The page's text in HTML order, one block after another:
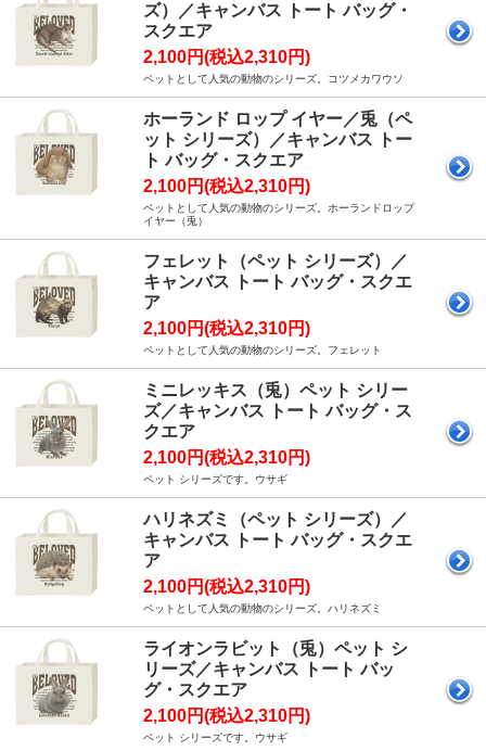
ズ）／キャンバス トート バッグ・
スクエア
2,100円(税込2,310円)
ペットとして人気の動物のシリーズ。コツメカワウソ
ホーランド ロップ イヤー／兎（ペ
ット シリーズ）／キャンバス トー
ト バッグ・スクエア
2,100円(税込2,310円)
ペットとして人気の動物のシリーズ。ホーランドロップ
イヤー（兎）
フェレット（ペット シリーズ）／
キャンバス トート バッグ・スクエ
ア
2,100円(税込2,310円)
ペットとして人気の動物のシリーズ。フェレット
ミニレッキス（兎）ペット シリー
ズ／キャンバス トート バッグ・ス
クエア
2,100円(税込2,310円)
ペット シリーズです。ウサギ
ハリネズミ（ペット シリーズ）／
キャンバス トート バッグ・スクエ
ア
2,100円(税込2,310円)
ペットとして人気の動物のシリーズ。ハリネズミ
ライオンラビット（兎）ペット シ
リーズ／キャンバス トート バッ
グ・スクエア
2,100円(税込2,310円)
ペット シリーズです。ウサギ